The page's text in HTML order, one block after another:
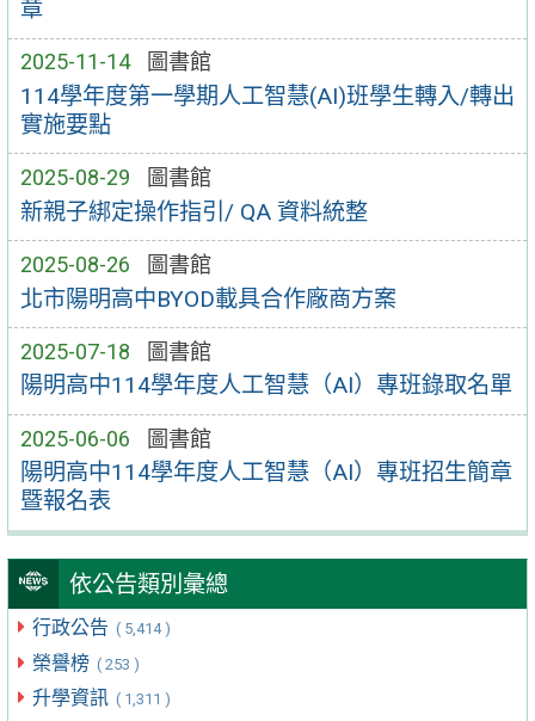
章
2025-11-14 圖書館
114學年度第一學期人工智慧(AI)班學生轉入/轉出
實施要點
2025-08-29 圖書館
新親子綁定操作指引/ QA 資料統整
2025-08-26 圖書館
北市陽明高中BYOD載具合作廠商方案
2025-07-18 圖書館
陽明高中114學年度人工智慧（AI）專班錄取名單
2025-06-06 圖書館
陽明高中114學年度人工智慧（AI）專班招生簡章
暨報名表
依公告類別彙總
行政公告 ( 5,414 )
榮譽榜 ( 253 )
升學資訊 ( 1,311 )